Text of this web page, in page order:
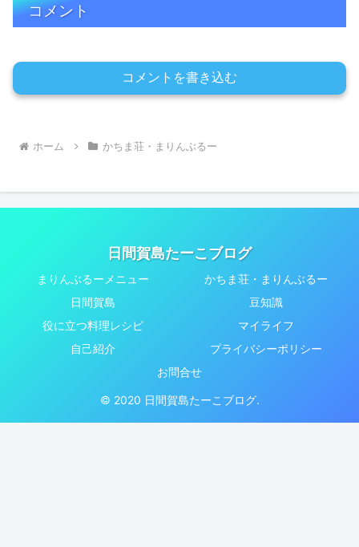
コメント
コメントを書き込む
ホーム かちま荘・まりんぶるー
日間賀島たーこブログ
まりんぶるーメニュー
かちま荘・まりんぶるー
日間賀島
豆知識
役に立つ料理レシピ
マイライフ
自己紹介
プライバシーポリシー
お問合せ
© 2020 日間賀島たーこブログ.